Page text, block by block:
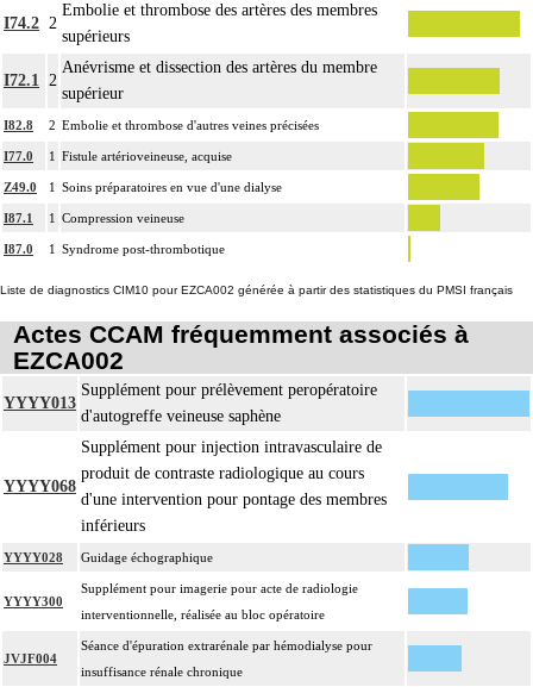
thoracotomie latérale, thoracotomie postérieure.
4
La circulation extracorporelle [CEC] pour acte intrathoracique inclut, pour le
chirurgien, l'installation, la conduite de la circulation extracorporelle, et son
ablation. Elle inclut les responsabilités suivantes :
- choix du niveau d'hypothermie
- choix du débit de CEC
- décision d'arrêt circulatoire
- définition des protocoles de remplissage
- décision d'assistance circulatoire.
4 La suture d'un vaisseau inclut l'angioplastie d'élargissement.
4 Le pontage artériel inclut la thromboendartériectomie de contigüité.
4
Les actes sur le thorax, par thoracoscopie incluent l'évacuation de collection
intrathoracique associée, la pose de drain pleural et/ou péricardique.
Les actes sur le thorax, par thoracotomie incluent l'évacuation de collection
intrathoracique associée, la pose de drain pleural et/ou péricardique.
Les actes avec dérivation vasculaire [shunt] incluent la pose d'une dérivation
inerte ou pulsée, et son ablation.
Facturation : les suppléments de numérisation ou la radioscopie de longue
durée sous ampli de brillance (chapitre 19) ne peuvent pas être facturés avec les
actes diagnostiques ou thérapeutiques de radiologie vasculaire
I74.2 2
Embolie et thrombose des artères des membres
supérieurs
I72.1 2
Anévrisme et dissection des artères du membre
supérieur
I82.8 2 Embolie et thrombose d'autres veines précisées
I77.0 1 Fistule artérioveineuse, acquise
Z49.0 1 Soins préparatoires en vue d'une dialyse
I87.1 1 Compression veineuse
I87.0 1 Syndrome post-thrombotique
Liste de diagnostics CIM10 pour EZCA002 générée à partir des statistiques du PMSI français
Actes CCAM fréquemment associés à
EZCA002
YYYY013
Supplément pour prélèvement peropératoire
d'autogreffe veineuse saphène
YYYY068
Supplément pour injection intravasculaire de
produit de contraste radiologique au cours
d'une intervention pour pontage des membres
inférieurs
YYYY028 Guidage échographique
YYYY300
Supplément pour imagerie pour acte de radiologie
interventionnelle, réalisée au bloc opératoire
JVJF004
Séance d'épuration extrarénale par hémodialyse pour
insuffisance rénale chronique